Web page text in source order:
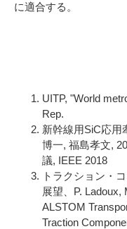
に適合する。
UITP, "World
Rep.
新幹線用SiC応用
博一, 福島孝文,
議, IEEE 2018
トラクション・
展望、P. Ladoux,
ALSTOM
Traction